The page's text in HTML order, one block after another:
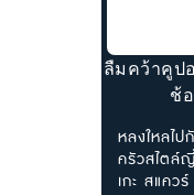
หลงใหลไป
ครัวสไตล์
เกะ สแคว